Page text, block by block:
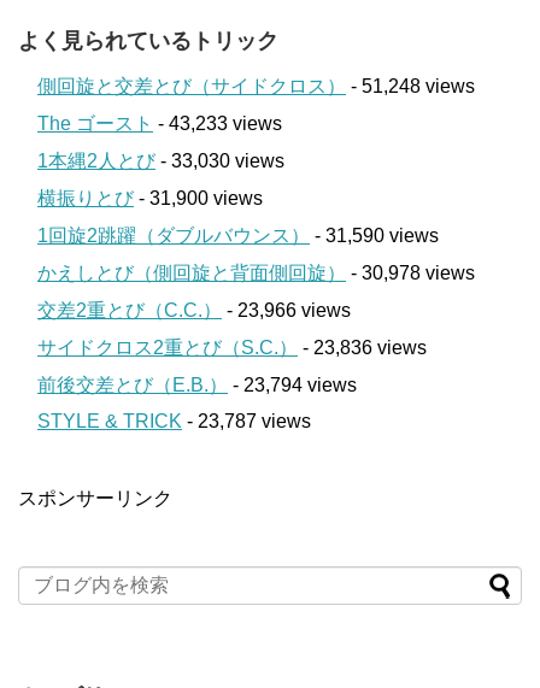
よく見られているトリック
側回旋と交差とび（サイドクロス）
- 51,248 views
The ゴースト - 43,233 views
1本縄2人とび- 33,030 views
横振りとび- 31,900 views
1回旋2跳躍（ダブルバウンス）
- 31,590 views
かえしとび（側回旋と背面側回旋）
- 30,978 views
交差2重とび（C.C.）
- 23,966 views
サイドクロス2重とび（S.C.）
- 23,836 views
前後交差とび（E.B.）
- 23,794 views
STYLE & TRICK - 23,787 views
スポンサーリンク